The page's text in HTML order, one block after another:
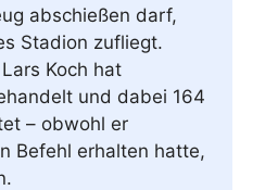
abschießen darf,
Stadion zufliegt.
Koch hat
und dabei 164
– obwohl er
Befehl erhalten hatte,